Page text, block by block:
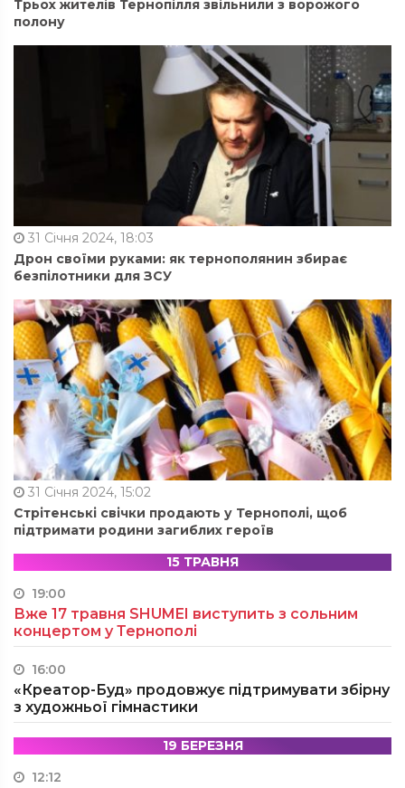
Трьох жителів Тернопілля звільнили з ворожого
полону
31 Січня 2024, 18:03
Дрон своїми руками: як тернополянин збирає
безпілотники для ЗСУ
31 Січня 2024, 15:02
Стрітенські свічки продають у Тернополі, щоб
підтримати родини загиблих героїв
15 ТРАВНЯ
19:00
Вже 17 травня SHUMEI виступить з сольним
концертом у Тернополі
16:00
«Креатор-Буд» продовжує підтримувати збірну
з художньої гімнастики
19 БЕРЕЗНЯ
12:12